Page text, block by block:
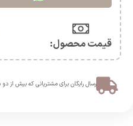
قیمت محصول:​
ارسال رایگان برای مشتریانی که بیش از